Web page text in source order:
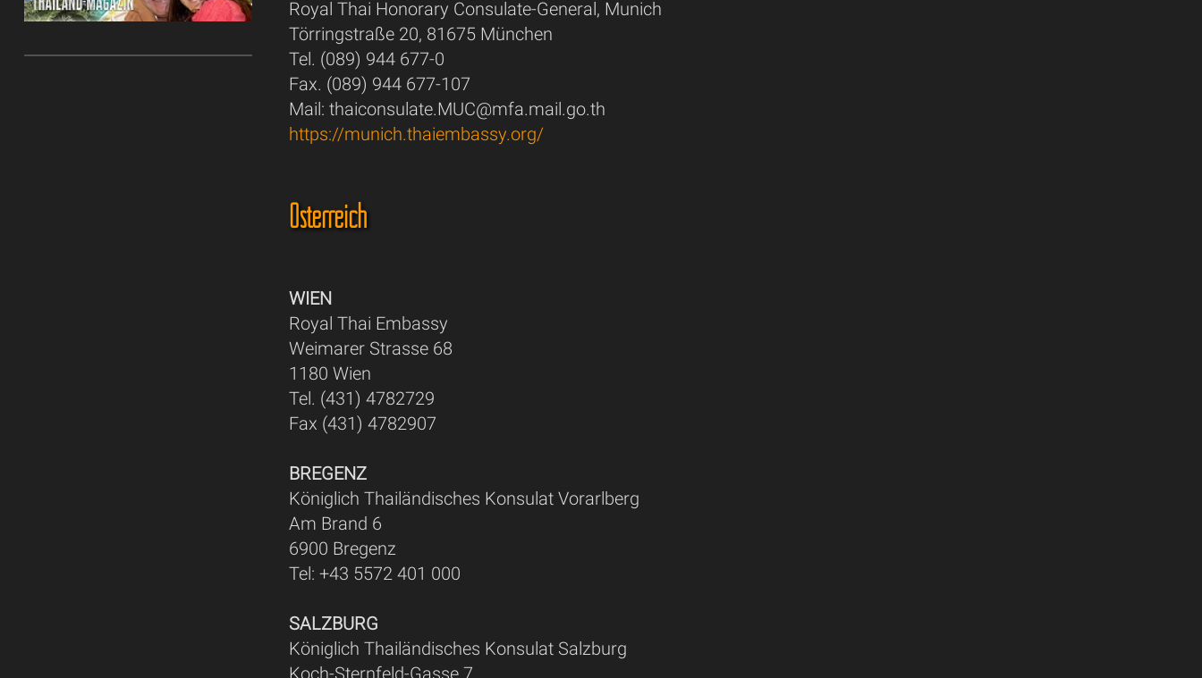
Royal Thai Honorary Consulate-General, Munich
Törringstraße 20, 81675 München
Tel. (089) 944 677-0
Fax. (089) 944 677-107
Mail: thaiconsulate.MUC@mfa.mail.go.th
https://munich.thaiembassy.org/
Österreich
WIEN
Royal Thai Embassy
Weimarer Strasse 68
1180 Wien
Tel. (431) 4782729
Fax (431) 4782907
BREGENZ
Königlich Thailändisches Konsulat Vorarlberg
Am Brand 6
6900 Bregenz
Tel: +43 5572 401 000
SALZBURG
Königlich Thailändisches Konsulat Salzburg